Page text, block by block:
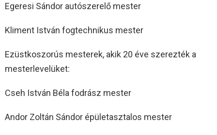
Egeresi Sándor autószerelő mester
Kliment István fogtechnikus mester
Ezüstkoszorús mesterek, akik 20 éve szerezték a
mesterlevelüket:
Cseh István Béla fodrász mester
Andor Zoltán Sándor épületasztalos mester